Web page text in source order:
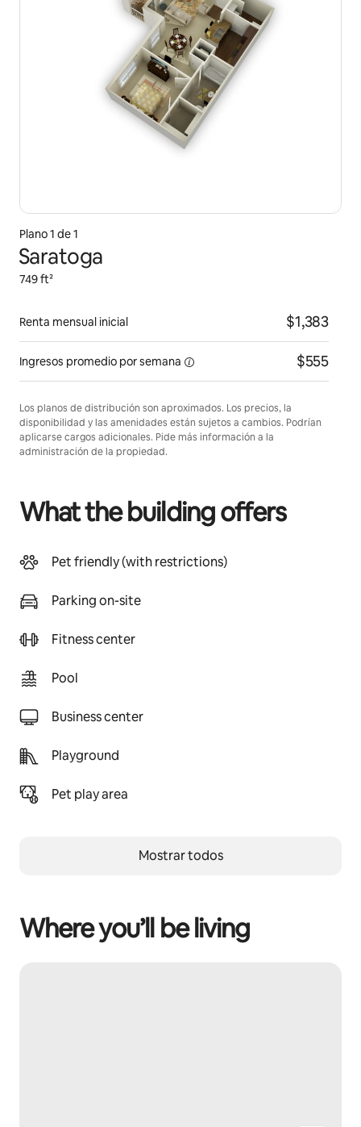
Plano 1 de 1
Saratoga
749 ft²
Renta mensual inicial $1,383
Ingresos promedio porsemana $555
Los planos de distribución son aproximados. Los precios, la
disponibilidad y las amenidades están sujetos a cambios. Podrían
aplicarse cargos adicionales. Pide más información a la
administración de la propiedad.
What the building offers
Pet friendly (with restrictions)
Parking on-site
Fitness center
Pool
Business center
Playground
Pet play area
Mostrar todos
Where you’ll be living